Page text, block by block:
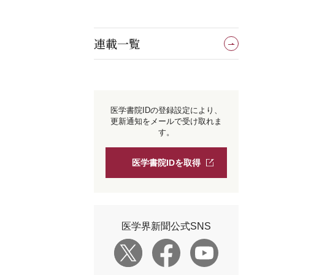
連載一覧
医学書院IDの登録設定により、
更新通知をメールで受け取れま
す。
医学書院IDを取得
医学界新聞公式SNS